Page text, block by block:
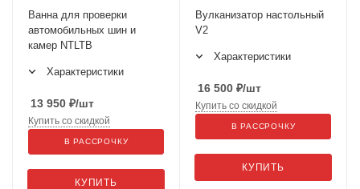
Ванна для проверки
автомобильных шин и
камер NTLTB
Характеристики
13 950 ₽/шт
КУПИТЬ
Купить со скидкой
В РАССРОЧКУ
Вулканизатор настольный
V2
Характеристики
16 500 ₽/шт
КУПИТЬ
Купить со скидкой
В РАССРОЧКУ